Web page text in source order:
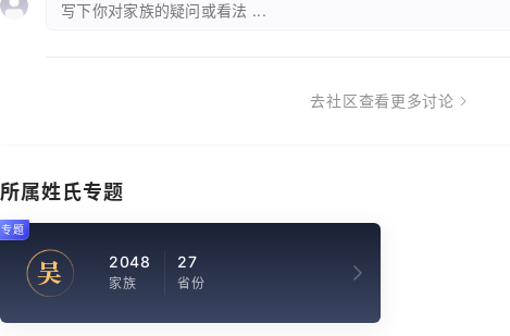
写下你对家族的疑问或看法 ...
去社区查看更多讨论
所属姓氏专题
吴 2048
家族
27
省份
专题